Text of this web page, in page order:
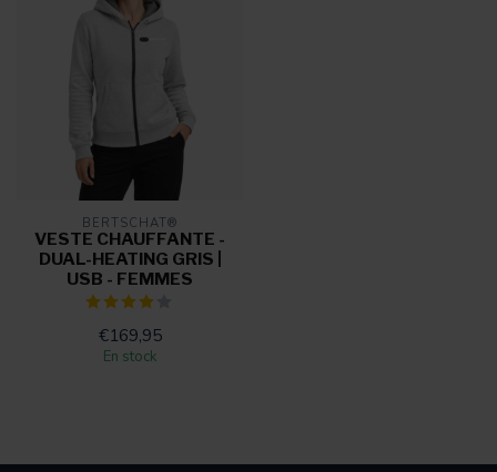
BERTSCHAT®
VESTE CHAUFFANTE -
DUAL-HEATING GRIS |
USB - FEMMES
€169,95
En stock